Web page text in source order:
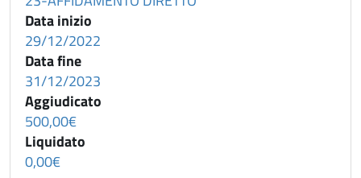
Data inizio
29/12/2022
Data fine
31/12/2023
Aggiudicato
500,00€
Liquidato
0,00€